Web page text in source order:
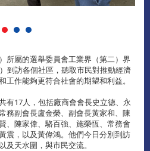
所屬的選舉委員會工業界（第二）界
到訪各個社區，聽取市民對推動經濟
作能夠更符合社會的期望和利益。
有17人，包括廠商會會長史立德、永
務副會長盧金榮、副會長黃家和、陳
、陳家偉、駱百強、施榮恆、常務會
震，以及黃偉鴻。他們今日分別到訪
天水圍，與市民交流。